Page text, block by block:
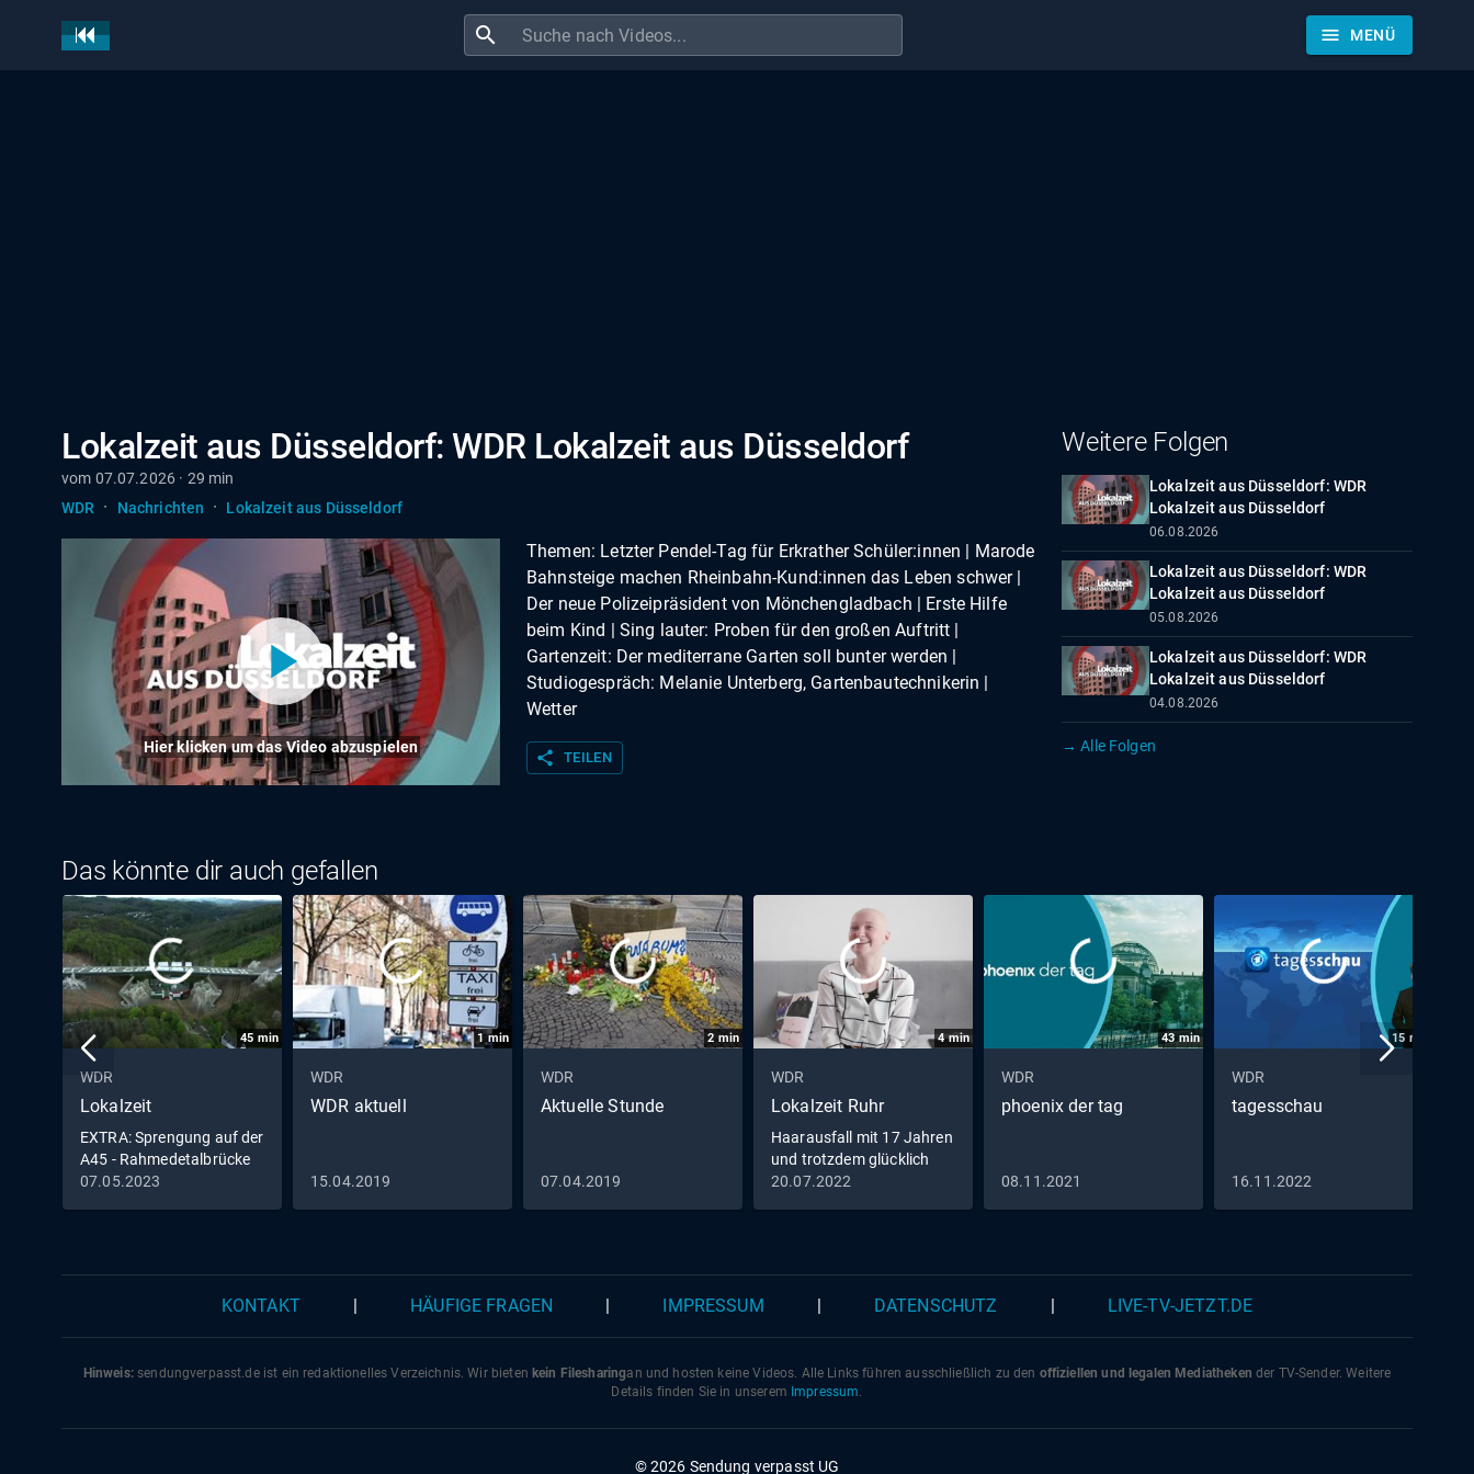
search menu MENÜ
Lokalzeit aus Düsseldorf: WDR Lokalzeit aus Düsseldorf
vom 07.07.2026 · 29 min
WDR
· Nachrichten · Lokalzeit aus Düsseldorf
Hier klicken um das Video abzuspielen
Themen: Letzter Pendel-Tag für Erkrather Schüler:innen | Marode
Bahnsteige machen Rheinbahn-Kund:innen das Leben schwer |
Der neue Polizeipräsident von Mönchengladbach | Erste Hilfe
beim Kind | Sing lauter: Proben für den großen Auftritt |
Gartenzeit: Der mediterrane Garten soll bunter werden |
Studiogespräch: Melanie Unterberg, Gartenbautechnikerin |
Wetter
share TEILEN
Weitere Folgen
Lokalzeit aus Düsseldorf: WDR
Lokalzeit aus Düsseldorf
06.08.2026
Lokalzeit aus Düsseldorf: WDR
Lokalzeit aus Düsseldorf
05.08.2026
Lokalzeit aus Düsseldorf: WDR
Lokalzeit aus Düsseldorf
04.08.2026
→ Alle Folgen
Das könnte dir auch gefallen
45 min
WDR
Lokalzeit
EXTRA: Sprengung auf der
A45 - Rahmedetalbrücke
in Lüdenscheid fällt
07.05.2023
1min
WDR
WDR aktuell
15.04.2019
2 min
WDR
Aktuelle Stunde
07.04.2019
4min
WDR
Lokalzeit Ruhr
Haarausfall mit 17 Jahren
und trotzdem glücklich
20.07.2022
43min
WDR
phoenix der tag
08.11.2021
15 min
WDR
tagesschau
16.11.2022
KONTAKT HÄUFIGE FRAGEN IMPRESSUM DATENSCHUTZ LIVE-TV-JETZT.DE
Hinweis:sendungverpasst.deist ein redaktionelles Verzeichnis. Wir bieten kein Filesharingan und hosten keine Videos. Alle Links führen ausschließlich zu den offiziellen und legalen Mediatheken der TV-Sender. Weitere
Details finden Sie in unserem Impressum.
© 2026 Sendung verpasst UG